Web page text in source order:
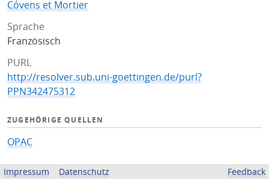
Cóvens et Mortier
Sprache
Französisch
PURL
http://resolver.sub.uni-goettingen.de/purl?
PPN342475312
ZUGEHÖRIGE QUELLEN
OPAC
BEREITGESTELLT VON
Impressum Datenschutz Feedback